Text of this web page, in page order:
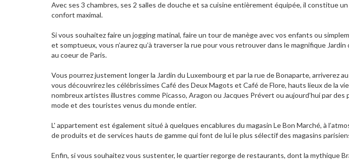
Avec ses 3 chambres, ses 2 salles de douche et sa cuisine entièrement équipée, il constitue
confort maximal.
Si vous souhaitez faire un jogging matinal, faire un tour de manège avec vos enfants ou
et somptueux, vous n’aurez qu’à traverser la rue pour vous retrouver dans le magnifique
au coeur de Paris.
Vous pourrez justement longer la Jardin du Luxembourg et par la rue de Bonaparte, arriverez
vous découvrirez les célébrissimes Café des Deux Magots et Café de Flore, hauts lieux de la
nombreux artistes illustres comme Picasso, Aragon ou Jacques Prévert ou aujourd’hui par
mode et des touristes venus du monde entier.
L' appartement est également situé à quelques encablures du magasin Le Bon Marché, à
de produits et de services hauts de gamme qui font de lui le plus sélectif des magasins
Enfin, si vous souhaitez vous sustenter, le quartier regorge de restaurants, dont la mythique